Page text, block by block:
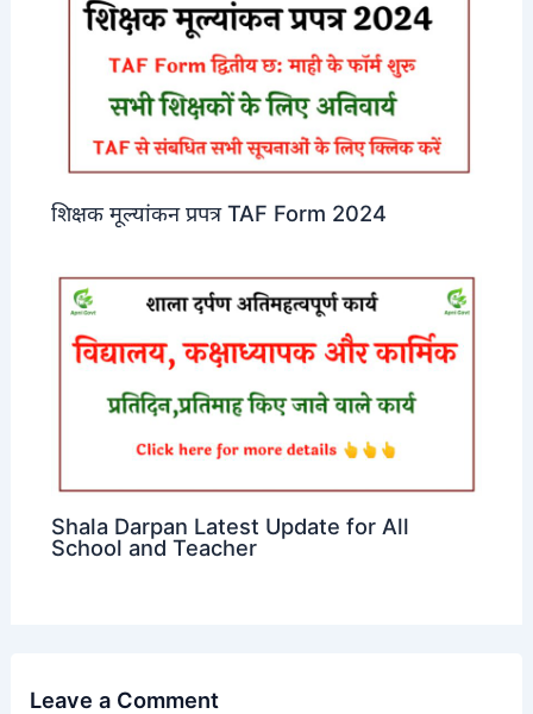
शिक्षक मूल्यांकन प्रपत्र TAF Form 2024
Shala Darpan Latest Update for All
School and Teacher
Leave a Comment